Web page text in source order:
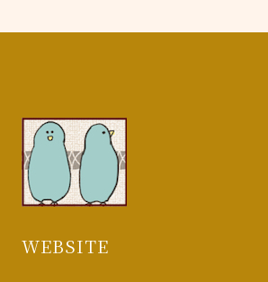
（お電話番号・任意） 宜しく
WEBSITE